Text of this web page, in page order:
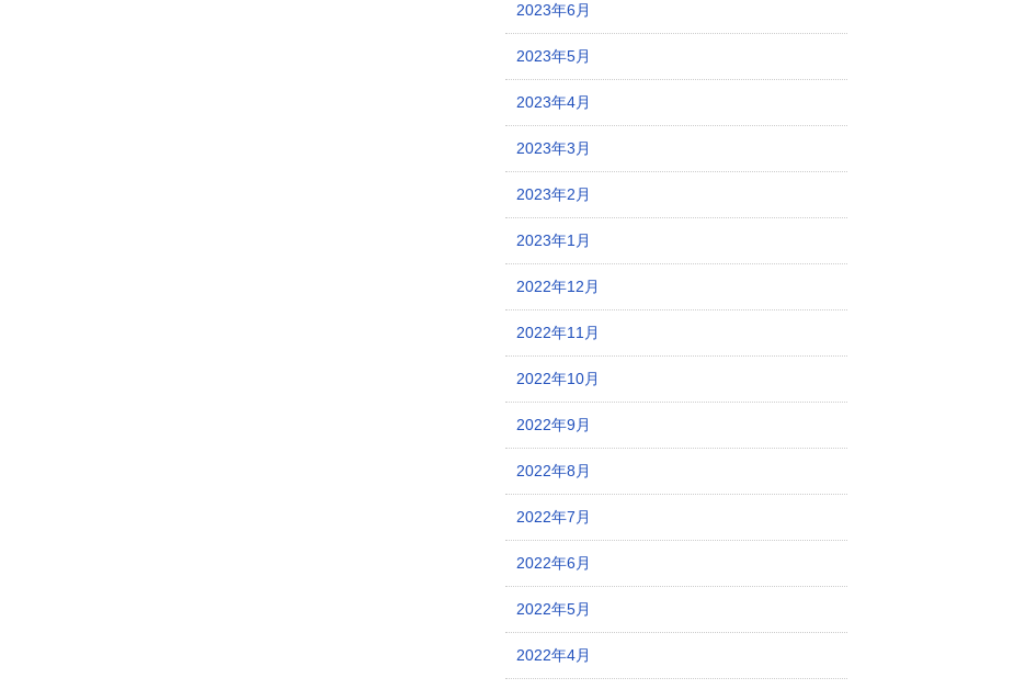
2023年6月
2023年5月
2023年4月
2023年3月
2023年2月
2023年1月
2022年12月
2022年11月
2022年10月
2022年9月
2022年8月
2022年7月
2022年6月
2022年5月
2022年4月